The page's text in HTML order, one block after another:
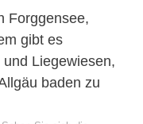
Forggensee,
gibt es
Liegewiesen,
baden zu